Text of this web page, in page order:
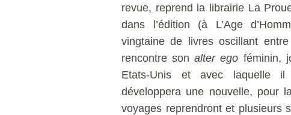
revue, reprend la librairie La
dans l’édition (à L’Age
vingtaine de livres oscillant
rencontre sonalter ego féminin,
Etats-Unis et avec laquelle
développera une nouvelle, pour
voyages reprendront et plusieurs